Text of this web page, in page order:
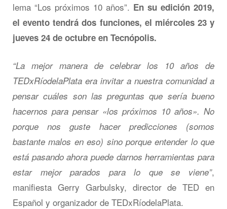
lema “Los próximos 10 años”. En su edición 2019,
el evento tendrá dos funciones, el miércoles 23 y
jueves 24 de octubre en Tecnópolis.
“La mejor manera de celebrar los 10 años de
TEDxRíodelaPlata era invitar a nuestra comunidad a
pensar cuáles son las preguntas que sería bueno
hacernos para pensar «los próximos 10 años». No
porque nos guste hacer predicciones (somos
bastante malos en eso) sino porque entender lo que
está pasando ahora puede darnos herramientas para
estar mejor parados para lo que se viene”,
manifiesta Gerry Garbulsky, director de TED en
Español y organizador de TEDxRíodelaPlata.